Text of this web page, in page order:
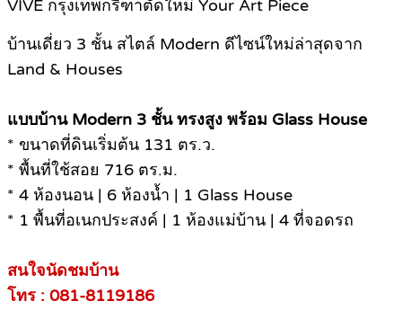
VIVE กรุงเทพกรีฑาตัดใหม่ Your Art Piece
บ้านเดี่ยว 3 ชั้น สไตล์ Modern ดีไซน์ใหม่ล่าสุดจาก
Land & Houses
แบบบ้าน Modern 3 ชั้น ทรงสูง พร้อม Glass House
* ขนาดที่ดินเริ่มต้น 131 ตร.ว.
* พื้นที่ใช้สอย 716 ตร.ม.
* 4 ห้องนอน | 6 ห้องน้ำ | 1 Glass House
* 1 พื้นที่อเนกประสงค์ | 1 ห้องแม่บ้าน | 4 ที่จอดรถ
สนใจนัดชมบ้าน
โทร : 081-8119186